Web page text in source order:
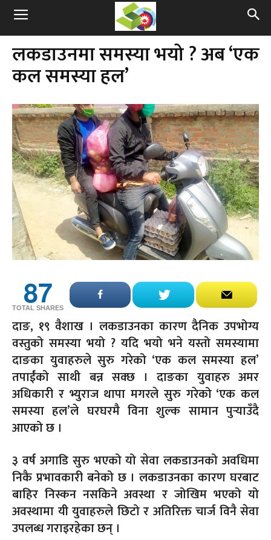
लकडाउनमा समस्या भयो ? अब ‘एक
कल समस्या हल’
87
TOTAL SHARES
दाङ, १९ वैशाख । लकडाउनका कारण दैनिक उपभोग्य
वस्तुको समस्या भयो ? यदि भयो भने यस्तो समस्यामा
दाङका युवाहरुले सुरु गरेको ‘एक कल समस्या हल’
तपाईंको साथी बन्न सक्छ । दाङका युवाहरु अमर
अधिकारी र भ्युराज थापा मगरले सुरु गरेको ‘एक कल
समस्या हल’ले घरघरमै विना शुल्क सामान पुर्‍याउँदै
आएको छ ।
३ वर्ष अगाडि सुरु भएको यो सेवा लकडाउनको अवधिमा
निकै प्रभावकारी बनेको छ । लकडाउनका कारण घरबाट
बाहिर निस्कन नसकिने अवस्था र जोखिम भएको यो
अवस्थामा यी युवाहरुले छिटो र अतिरिक्त चार्ज विनै सेवा
उपलब्ध गराइरहेका छन् ।